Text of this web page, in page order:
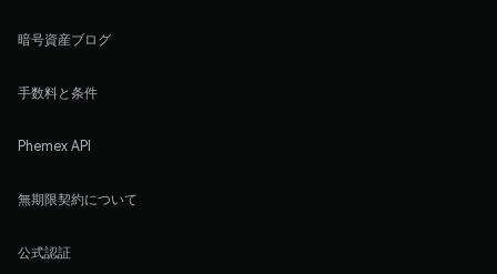
暗号資産ブログ
手数料と条件
Phemex API
無期限契約について
公式認証